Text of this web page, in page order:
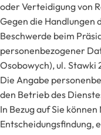
oder Verteidigung von
Gegen die Handlungen
Beschwerde beim
personenbezogener
Osobowych), ul. Stawki
Die Angabe
den Betrieb des
In Bezug auf Sie
Entscheidungsfindung,